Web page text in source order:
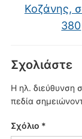
Κοζάνης,
380
Σχολιάστε
Η ηλ. διεύθυνση
πεδία
Σχόλιο *